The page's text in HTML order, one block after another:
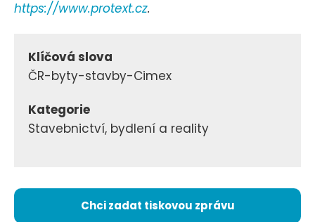
https://www.protext.cz.
Klíčová slova
ČR-byty-stavby-Cimex
Kategorie
Stavebnictví, bydlení a reality
Chci zadat tiskovou zprávu